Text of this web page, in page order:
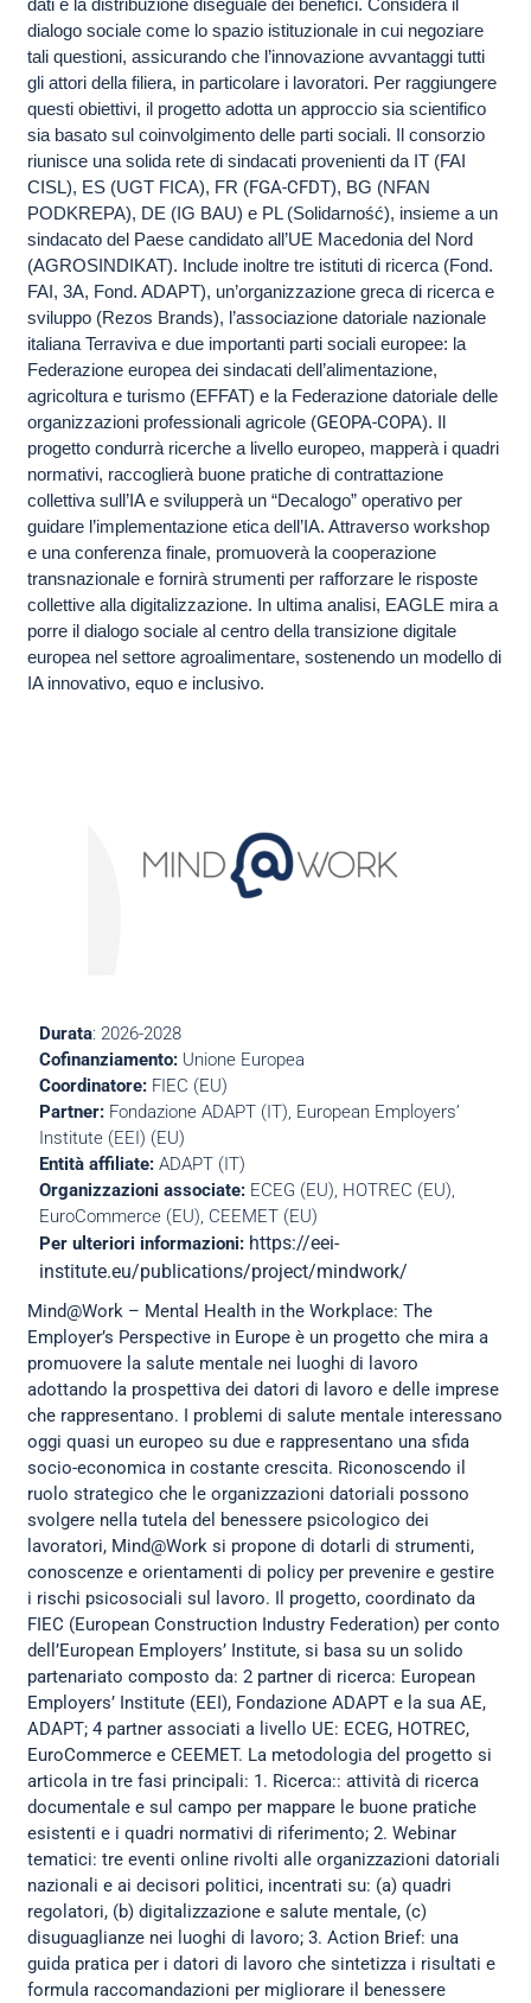
dialogo sociale come lo spazio istituzionale in cui negoziare
tali questioni, assicurando che l’innovazione avvantaggi tutti
gli attori della filiera, in particolare i lavoratori. Per raggiungere
questi obiettivi, il progetto adotta un approccio sia scientifico
sia basato sul coinvolgimento delle parti sociali. Il consorzio
riunisce una solida rete di sindacati provenienti da IT (FAI
CISL), ES (UGT FICA), FR (FGA-CFDT), BG (NFAN
PODKREPA), DE (IG BAU) e PL (Solidarność), insieme a un
sindacato del Paese candidato all’UE Macedonia del Nord
(AGROSINDIKAT). Include inoltre tre istituti di ricerca (Fond.
FAI, 3A, Fond. ADAPT), un’organizzazione greca di ricerca e
sviluppo (Rezos Brands), l’associazione datoriale nazionale
italiana Terraviva e due importanti parti sociali europee: la
Federazione europea dei sindacati dell’alimentazione,
agricoltura e turismo (EFFAT) e la Federazione datoriale delle
organizzazioni professionali agricole (GEOPA-COPA). Il
progetto condurrà ricerche a livello europeo, mapperà i quadri
normativi, raccoglierà buone pratiche di contrattazione
collettiva sull’IA e svilupperà un “Decalogo” operativo per
guidare l’implementazione etica dell’IA. Attraverso workshop
e una conferenza finale, promuoverà la cooperazione
transnazionale e fornirà strumenti per rafforzare le risposte
collettive alla digitalizzazione. In ultima analisi, EAGLE mira a
porre il dialogo sociale al centro della transizione digitale
europea nel settore agroalimentare, sostenendo un modello di
IA innovativo, equo e inclusivo.
Durata: 2026-2028
Cofinanziamento: Unione Europea
Coordinatore: FIEC (EU)
Partner: Fondazione ADAPT (IT), European Employers’
Institute (EEI) (EU)
Entità affiliate:ADAPT (IT)
Organizzazioni associate: ECEG (EU), HOTREC (EU),
EuroCommerce (EU), CEEMET (EU)
Per ulteriori informazioni: https://eei-
institute.eu/publications/project/mindwork/
Mind@Work – Mental Health in the Workplace: The
Employer’s Perspective in Europe è un progetto che mira a
promuovere la salute mentale nei luoghi di lavoro
adottando la prospettiva dei datori di lavoro e delle imprese
che rappresentano. I problemi di salute mentale interessano
oggi quasi un europeo su due e rappresentano una sfida
socio-economica in costante crescita. Riconoscendo il
ruolo strategico che le organizzazioni datoriali possono
svolgere nella tutela del benessere psicologico dei
lavoratori, Mind@Work si propone di dotarli di strumenti,
conoscenze e orientamenti di policy per prevenire e gestire
i rischi psicosociali sul lavoro. Il progetto, coordinato da
FIEC (European Construction Industry Federation) per conto
dell’European Employers’ Institute, si basa su un solido
partenariato composto da: 2 partner di ricerca: European
Employers’ Institute (EEI), Fondazione ADAPT e la sua AE,
ADAPT; 4 partner associati a livello UE: ECEG, HOTREC,
EuroCommerce e CEEMET. La metodologia del progetto si
articola in tre fasi principali: 1. Ricerca:: attività di ricerca
documentale e sul campo per mappare le buone pratiche
esistenti e i quadri normativi di riferimento; 2. Webinar
tematici: tre eventi online rivolti alle organizzazioni datoriali
nazionali e ai decisori politici, incentrati su: (a) quadri
regolatori, (b) digitalizzazione e salute mentale, (c)
disuguaglianze nei luoghi di lavoro; 3. Action Brief: una
guida pratica per i datori di lavoro che sintetizza i risultati e
formula raccomandazioni per migliorare il benessere